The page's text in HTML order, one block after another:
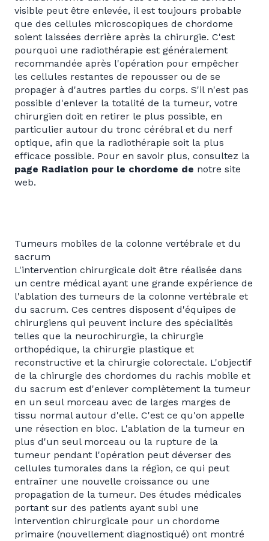
visible peut être enlevée, il est toujours probable
que des cellules microscopiques de chordome
soient laissées derrière après la chirurgie. C'est
pourquoi une radiothérapie est généralement
recommandée après l'opération pour empêcher
les cellules restantes de repousser ou de se
propager à d'autres parties du corps. S'il n'est pas
possible d'enlever la totalité de la tumeur, votre
chirurgien doit en retirer le plus possible, en
particulier autour du tronc cérébral et du nerf
optique, afin que la radiothérapie soit la plus
efficace possible. Pour en savoir plus, consultez la
page Radiation pour le chordome de notre site
web.
Tumeurs mobiles de la colonne vertébrale et du
sacrum
L'intervention chirurgicale doit être réalisée dans
un centre médical ayant une grande expérience de
l'ablation des tumeurs de la colonne vertébrale et
du sacrum. Ces centres disposent d'équipes de
chirurgiens qui peuvent inclure des spécialités
telles que la neurochirurgie, la chirurgie
orthopédique, la chirurgie plastique et
reconstructive et la chirurgie colorectale. L'objectif
de la chirurgie des chordomes du rachis mobile et
du sacrum est d'enlever complètement la tumeur
en un seul morceau avec de larges marges de
tissu normal autour d'elle. C'est ce qu'on appelle
une résection en bloc. L'ablation de la tumeur en
plus d'un seul morceau ou la rupture de la
tumeur pendant l'opération peut déverser des
cellules tumorales dans la région, ce qui peut
entraîner une nouvelle croissance ou une
propagation de la tumeur. Des études médicales
portant sur des patients ayant subi une
intervention chirurgicale pour un chordome
primaire (nouvellement diagnostiqué) ont montré